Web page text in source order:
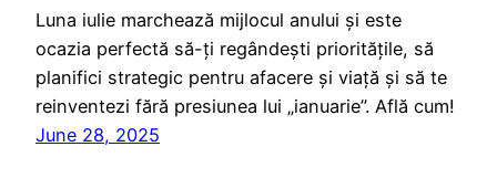
Luna iulie marchează mijlocul anului și este
ocazia perfectă să-ți regândești prioritățile, să
planifici strategic pentru afacere și viață și să te
reinventezi fără presiunea lui „ianuarie”. Află cum!
June 28, 2025